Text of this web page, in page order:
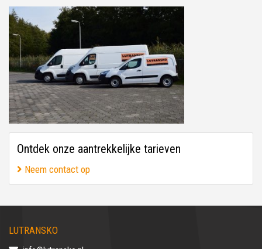
Ontdek onze aantrekkelijke tarieven
Neem contact op
LUTRANSKO